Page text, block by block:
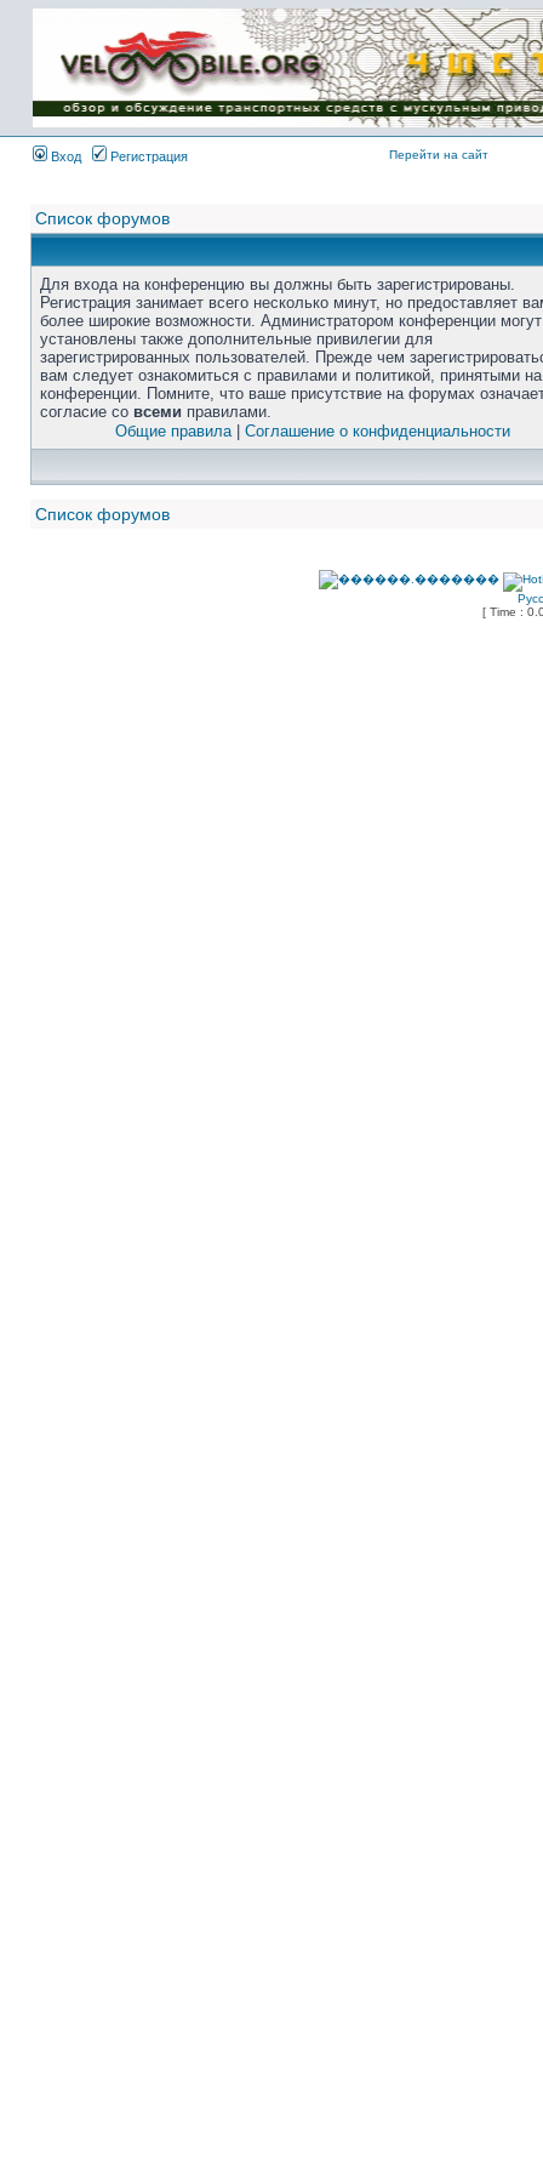
Вход Регистрация Перейти на сайт
Список форумов
Для входа на конференцию вы должны быть зарегистрированы.
Регистрация занимает всего несколько минут, но предоставляет
более широкие возможности. Администратором конференции
установлены также дополнительные привилегии для
зарегистрированных пользователей. Прежде чем
вам следует ознакомиться с правилами и политикой, принятыми на
конференции. Помните, что ваше присутствие на форумах
согласие со всеми правилами.
Общие правила| Соглашение о конфиденциальности
Список форумов
[ Time :